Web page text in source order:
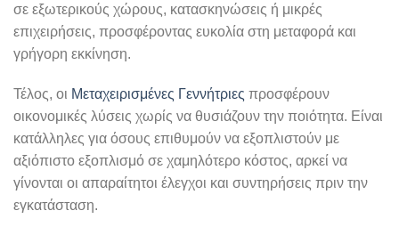
σε εξωτερικούς χώρους, κατασκηνώσεις ή μικρές
επιχειρήσεις, προσφέροντας ευκολία στη μεταφορά και
γρήγορη εκκίνηση.
Τέλος, οι Μεταχειρισμένες Γεννήτριες προσφέρουν
οικονομικές λύσεις χωρίς να θυσιάζουν την ποιότητα. Είναι
κατάλληλες για όσους επιθυμούν να εξοπλιστούν με
αξιόπιστο εξοπλισμό σε χαμηλότερο κόστος, αρκεί να
γίνονται οι απαραίτητοι έλεγχοι και συντηρήσεις πριν την
εγκατάσταση.